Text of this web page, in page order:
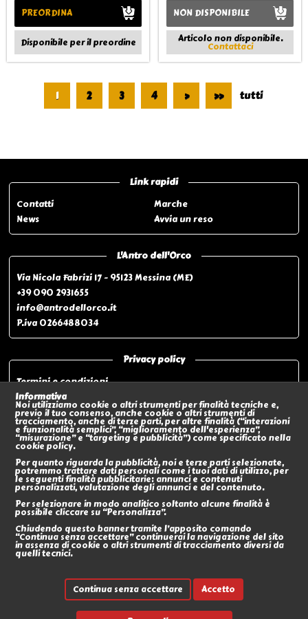
PREORDINA
Disponibile per il preordine
NON DISPONIBILE
Articolo non disponibile.
Contattaci
1 2 3 4 > >> tutti
Link rapidi
Contatti
Marche
News
Avvia un reso
L'Antro dell'Orco
Via Nicola Fabrizi 17 - 95123 Messina (ME)
+39 090 2931655
info@antrodellorco.it
P.iva 0266488034
Privacy policy
Termini e condizioni
Privacy policy
Modalità di pagamento
Modalità di spedizione o Ritiro In negozio
Policy sui Resi
Eventi
Social
Informativa
Noi utilizziamo cookie o altri strumenti per finalità tecniche e,
previo il tuo consenso, anche cookie o altri strumenti di
tracciamento, anche di terze parti, per altre finalità (“interazioni
e funzionalità semplici”, “miglioramento dell'esperienza”,
“misurazione” e “targeting e pubblicità”) come specificato nella
cookie policy.
Per quanto riguarda la pubblicità, noi e terze parti selezionate,
potremmo trattare dati personali come i tuoi dati di utilizzo, per
le seguenti finalità pubblicitarie: annunci e contenuti
personalizzati, valutazione degli annunci e del contenuto.
Per selezionare in modo analitico soltanto alcune finalità è
possibile cliccare su “Personalizza”.
Chiudendo questo banner tramite l’apposito comando
“Continua senza accettare” continuerai la navigazione del sito
in assenza di cookie o altri strumenti di tracciamento diversi da
quelli tecnici.
Continua senza accettare Accetto